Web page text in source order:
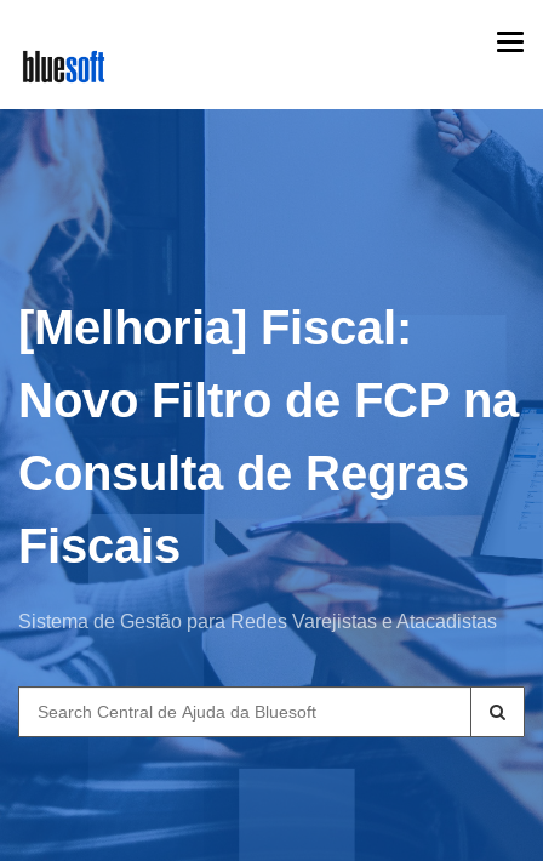
main
content
[Melhoria] Fiscal:
Novo Filtro de FCP na
Consulta de Regras
Fiscais
Sistema de Gestão para Redes Varejistas e Atacadistas
Search
for: